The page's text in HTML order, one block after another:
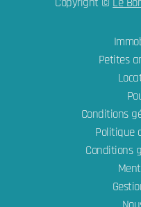
Petites
Conditions
Politique
Conditions